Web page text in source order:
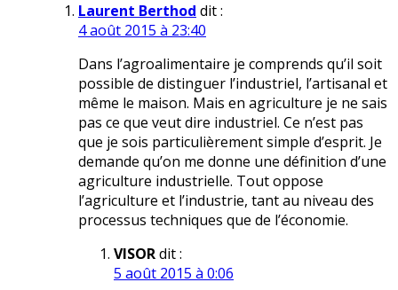
Laurent Berthod dit :
4 août 2015 à 23:40
Dans l’agroalimentaire je comprends qu’il soit
possible de distinguer l’industriel, l’artisanal et
même le maison. Mais en agriculture je ne sais
pas ce que veut dire industriel. Ce n’est pas
que je sois particulièrement simple d’esprit. Je
demande qu’on me donne une définition d’une
agriculture industrielle. Tout oppose
l’agriculture et l’industrie, tant au niveau des
processus techniques que de l’économie.
VISORdit :
5 août 2015 à 0:06